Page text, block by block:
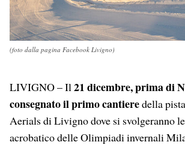
(foto dalla pagina Facebook Livigno)
LIVIGNO – Il 21 dicembre, prima di
consegnato il primo cantieredella
Aerials di Livigno dove si svolgeranno
acrobatico delle Olimpiadi invernali